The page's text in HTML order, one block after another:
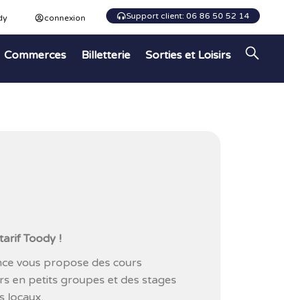
connexion Support client: 06 86 50 52 14
Commerces Billetterie Sorties et Loisirs
Toody !
vous propose des cours
en petits groupes et des stages
locaux.